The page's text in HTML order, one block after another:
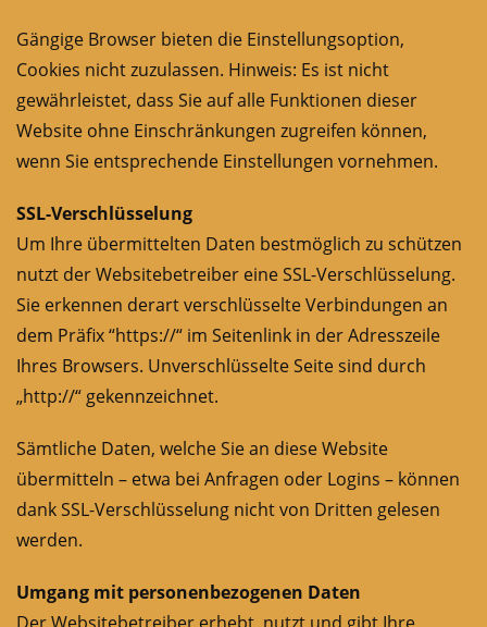
Gängige Browser bieten die Einstellungsoption,
Cookies nicht zuzulassen. Hinweis: Es ist nicht
gewährleistet, dass Sie auf alle Funktionen dieser
Website ohne Einschränkungen zugreifen können,
wenn Sie entsprechende Einstellungen vornehmen.
SSL-Verschlüsselung
Um Ihre übermittelten Daten bestmöglich zu schützen
nutzt der Websitebetreiber eine SSL-Verschlüsselung.
Sie erkennen derart verschlüsselte Verbindungen an
dem Präfix “https://“ im Seitenlink in der Adresszeile
Ihres Browsers. Unverschlüsselte Seite sind durch
„http://“ gekennzeichnet.
Sämtliche Daten, welche Sie an diese Website
übermitteln – etwa bei Anfragen oder Logins – können
dank SSL-Verschlüsselung nicht von Dritten gelesen
werden.
Umgang mit personenbezogenen Daten